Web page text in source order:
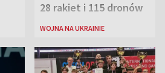
28 rakiet i 115 dronów
WOJNA NA UKRAINIE